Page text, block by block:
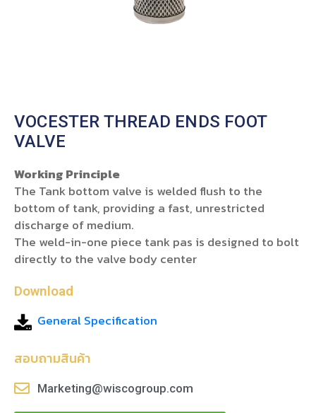
VOCESTER THREAD ENDS FOOT
VALVE
Working Principle
The Tank bottom valve is welded flush to the
bottom of tank, providing a fast, unrestricted
discharge of medium.
The weld-in-one piece tank pas is designed to bolt
directly to the valve body center
Download
General Specification
สอบถามสินค้า
Marketing@wiscogroup.com